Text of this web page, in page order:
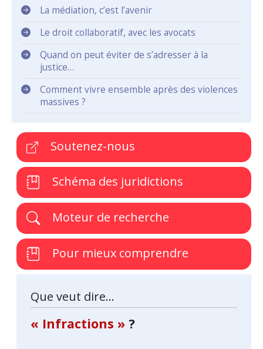
La médiation, c’est l’avenir
Le droit collaboratif, avec les avocats
Quand on peut éviter de s’adresser à la
justice…
Comment vivre ensemble après des violences
massives ?
Soutenez-nous
Schéma des juridictions
Moteur de recherche
Pour mieux comprendre
Que veut dire...
« Infractions » ?